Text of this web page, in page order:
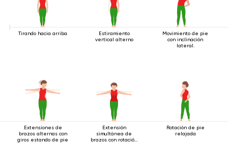
Tirando hacia arriba
Estiramiento
vertical alterno
Movimiento de pie
con inclinación
lateral.
Extensiones de
brazos alternas con
giros estando de pie
Extensión
simultánea de
brazos con rotación
Rotación de pie
relajada